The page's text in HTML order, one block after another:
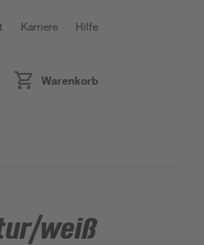
Karriere Hilfe
Warenkorb
weiß